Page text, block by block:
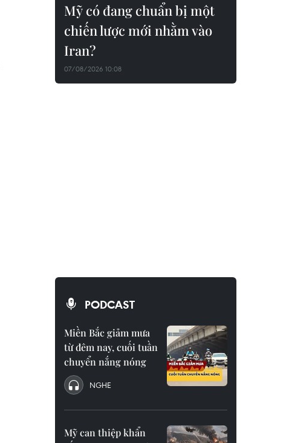
Mỹ có đang chuẩn bị một
chiến lược mới nhằm vào
Iran?
07/08/2026 10:08
PODCAST
Miền Bắc giảm mưa
từ đêm nay, cuối tuần
chuyển nắng nóng
NGHE
Mỹ can thiệp khẩn